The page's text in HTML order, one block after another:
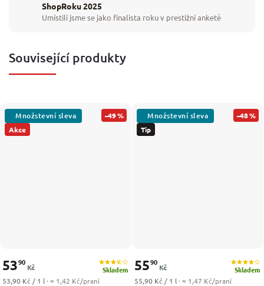
ShopRoku 2025
Umístili jsme se jako finalista roku v prestižní anketě
Související produkty
Akce
–49 %
Skladem
5390
Kč
Měrná cena:
53,90 Kč / 1 l · ≈ 1,42 Kč/praní
Tip
–48 %
Skladem
5590
Kč
Měrná cena:
55,90 Kč / 1 l · ≈ 1,47 Kč/praní